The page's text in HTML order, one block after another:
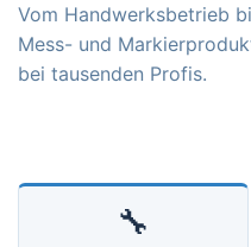
Vom Handwerksbetrieb
Mess- und
bei tausenden Profis.
🔧